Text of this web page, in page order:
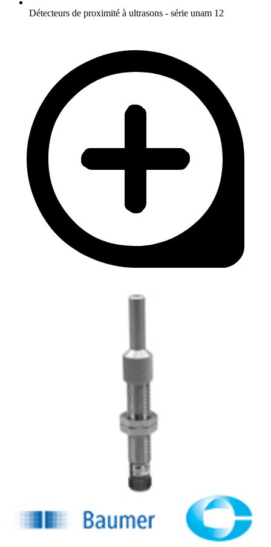
Détecteurs de proximité à ultrasons - série unam 12